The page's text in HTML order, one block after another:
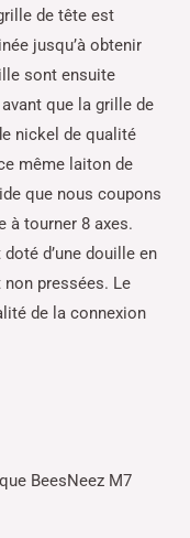
de tête est
jusqu’à obtenir
sont ensuite
que la grille de
nickel de qualité
même laiton de
que nous coupons
à tourner 8 axes.
d’une douille en
pressées. Le
de la connexion
BeesNeez M7